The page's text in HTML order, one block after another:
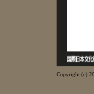
Copyright (c)